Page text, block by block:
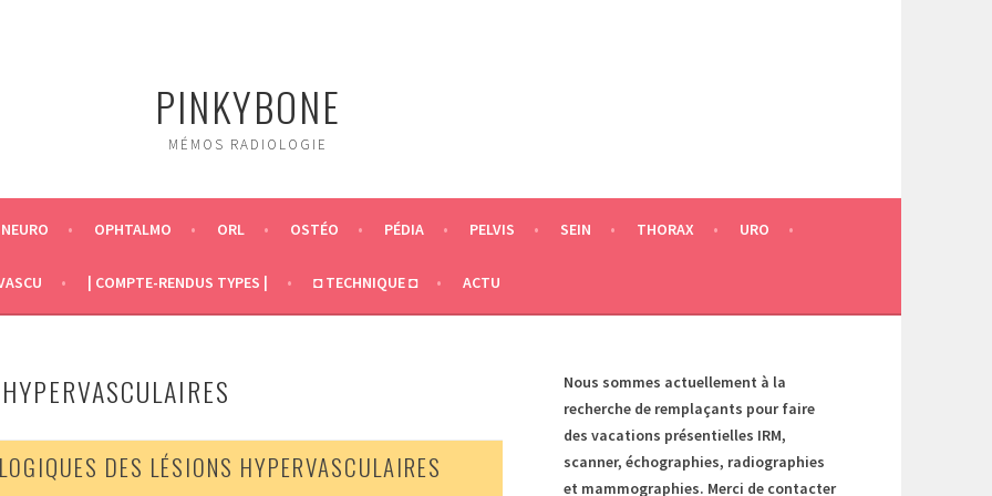
PINKYBONE
MÉMOS RADIOLOGIE
NEURO OPHTALMO ORL OSTÉO PÉDIA PELVIS SEIN THORAX URO
| COMPTE-RENDUS TYPES | ◘ TECHNIQUE ◘ ACTU
DES LÉSIONS HYPERVASCULAIRES
Nous sommes actuellement à la
recherche de remplaçants pour faire
des vacations présentielles IRM,
scanner, échographies, radiographies
et mammographies. Merci de contacter